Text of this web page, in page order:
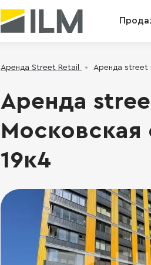
Аренда Street Retail Аренда street
Аренда
Московская
19к4